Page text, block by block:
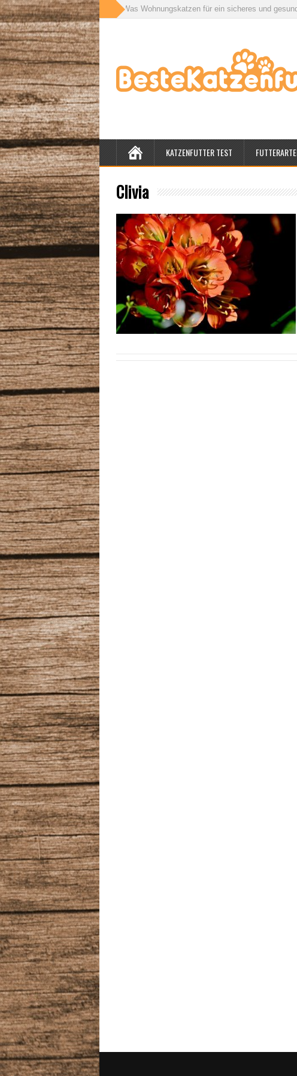
für drinnen und draußen: Was Wohnungskatzen für ein sicheres und gesundes
KATZENFUTTER TEST
Clivia